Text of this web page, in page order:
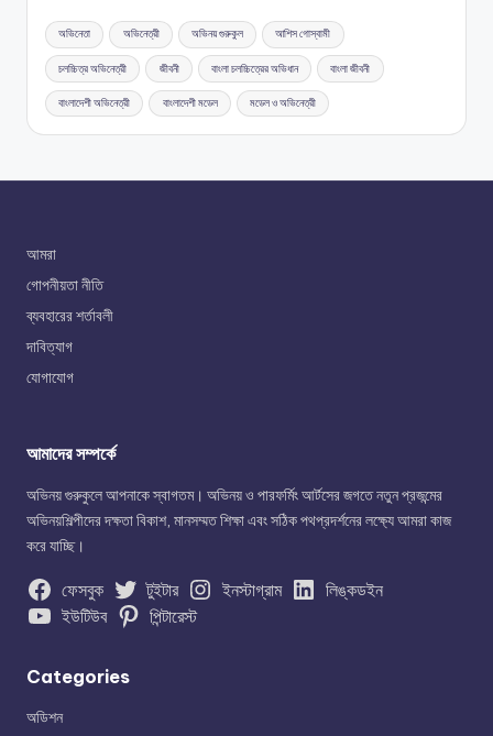
অভিনেতা অভিনেত্রী অভিনয় গুরুকুল আশিস গোস্বামী
চলচ্চিত্র অভিনেত্রী জীবনী বাংলা চলচ্চিত্রের অভিধান বাংলা জীবনী
বাংলাদেশী অভিনেত্রী বাংলাদেশী মডেল মডেল ও অভিনেত্রী
আমরা
গোপনীয়তা নীতি
ব্যবহারের শর্তাবলী
দাবিত্যাগ
যোগাযোগ
আমাদের সম্পর্কে
অভিনয় গুরুকুলে আপনাকে স্বাগতম। অভিনয় ও পারফর্মিং আর্টসের জগতে নতুন প্রজন্মের
অভিনয়শিল্পীদের দক্ষতা বিকাশ, মানসম্মত শিক্ষা এবং সঠিক পথপ্রদর্শনের লক্ষ্যে আমরা কাজ
করে যাচ্ছি।
ফেসবুক টুইটার ইনস্টাগ্রাম
লিঙ্কডইন
ইউটিউব
পিন্টারেস্ট
Categories
অডিশন